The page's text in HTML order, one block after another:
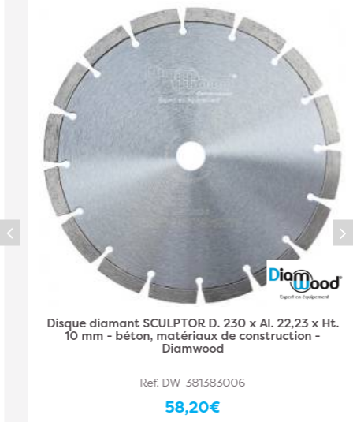
Disque diamant SCULPTOR D. 230 x Al. 22,23 x Ht.
10 mm - béton, matériaux de construction -
Diamwood
Ref. DW-381383006
58,20€